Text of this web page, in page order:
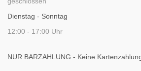
Dienstag - Sonntag
12:00 - 17:00 Uhr
NUR BARZAHLUNG - Keine